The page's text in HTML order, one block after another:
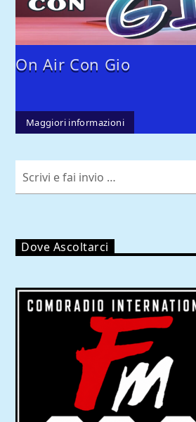
On Air Con Gio
Maggiori informazioni
Dove Ascoltarci